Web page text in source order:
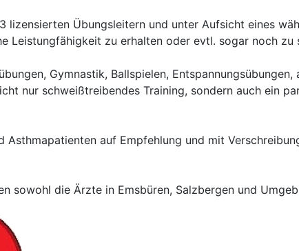
lizensierten Übungsleitern und unter Aufsicht eines
Leistungfähigkeit zu erhalten oder evtl. sogar noch zu
Gymnastik, Ballspielen,
nur schweißtreibendes Training, sondern auch ein
Asthmapatienten auf Empfehlung und mit
sowohl die Ärzte in Emsbüren, Salzbergen und